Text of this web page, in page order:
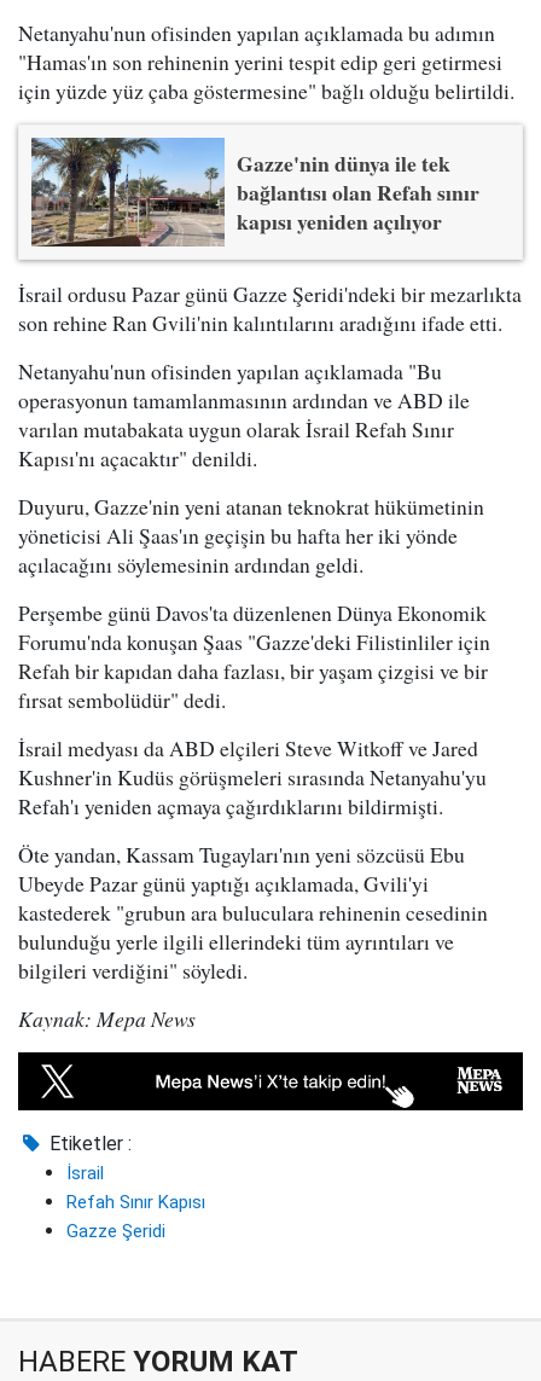
Netanyahu'nun ofisinden yapılan açıklamada bu adımın
"Hamas'ın son rehinenin yerini tespit edip geri getirmesi
için yüzde yüz çaba göstermesine" bağlı olduğu belirtildi.
Gazze'nin dünya ile tek
bağlantısı olan Refah sınır
kapısı yeniden açılıyor
İsrail ordusu Pazar günü Gazze Şeridi'ndeki bir mezarlıkta
son rehine Ran Gvili'nin kalıntılarını aradığını ifade etti.
Netanyahu'nun ofisinden yapılan açıklamada "Bu
operasyonun tamamlanmasının ardından ve ABD ile
varılan mutabakata uygun olarak İsrail Refah Sınır
Kapısı'nı açacaktır" denildi.
Duyuru, Gazze'nin yeni atanan teknokrat hükümetinin
yöneticisi Ali Şaas'ın geçişin bu hafta her iki yönde
açılacağını söylemesinin ardından geldi.
Perşembe günü Davos'ta düzenlenen Dünya Ekonomik
Forumu'nda konuşan Şaas "Gazze'deki Filistinliler için
Refah bir kapıdan daha fazlası, bir yaşam çizgisi ve bir
fırsat sembolüdür" dedi.
İsrail medyası da ABD elçileri Steve Witkoff ve Jared
Kushner'in Kudüs görüşmeleri sırasında Netanyahu'yu
Refah'ı yeniden açmaya çağırdıklarını bildirmişti.
Öte yandan, Kassam Tugayları'nın yeni sözcüsü Ebu
Ubeyde Pazar günü yaptığı açıklamada, Gvili'yi
kastederek "grubun ara buluculara rehinenin cesedinin
bulunduğu yerle ilgili ellerindeki tüm ayrıntıları ve
bilgileri verdiğini" söyledi.
Kaynak: Mepa News
Etiketler :
İsrail
Refah Sınır Kapısı
Gazze Şeridi
HABERE YORUM KAT